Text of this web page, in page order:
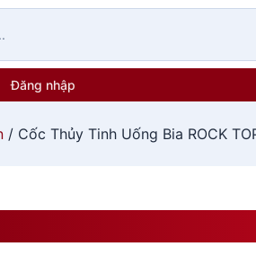
Đăng nhập
/ Cốc Thủy Tinh Uống Bia ROCK